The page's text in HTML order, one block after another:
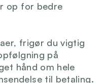
op for bedre
frigør du vigtig
på
hånd om hele
til betaling.